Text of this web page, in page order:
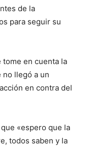
de la
para seguir su
en cuenta la
no llegó a un
en contra del
«espero que la
todos saben y la